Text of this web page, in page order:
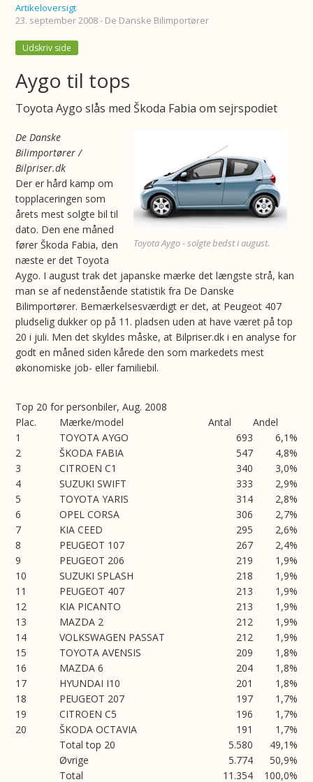
Artikeloversigt
23. september 2008 - De Danske Bilimportører
Udskriv side
Aygo til tops
Toyota Aygo slås med Škoda Fabia om sejrspodiet
Toyota Aygo - solgte bedst i august.
De Danske
Bilimportører /
Bilpriser.dk
Der er hård kamp om
topplaceringen som
årets mest solgte bil til
dato. Den ene måned
fører Škoda Fabia, den
næste er det Toyota
Aygo. I august trak det japanske mærke det længste strå, kan
man se af nedenstående statistik fra De Danske
Bilimportører. Bemærkelsesværdigt er det, at Peugeot 407
pludselig dukker op på 11. pladsen uden at have været på top
20 i juli. Men det skyldes måske, at Bilpriser.dk i en analyse for
godt en måned siden kårede den som markedets mest
økonomiske job- eller familiebil.
Top 20 for personbiler, Aug. 2008
Plac.
Mærke/model Antal
Andel
1
TOYOTA AYGO 693
6,1%
2
ŠKODA FABIA 547
4,8%
3
CITROEN C1 340
3,0%
4
SUZUKI SWIFT 333
2,9%
5
TOYOTA YARIS 314
2,8%
6
OPEL CORSA 306
2,7%
7
KIA CEED 295
2,6%
8
PEUGEOT 107 267
2,4%
9
PEUGEOT 206 219
1,9%
10
SUZUKI SPLASH 218
1,9%
11
PEUGEOT 407 213
1,9%
12
KIA PICANTO 213
1,9%
13
MAZDA 2 212
1,9%
14
VOLKSWAGEN PASSAT 212
1,9%
15
TOYOTA AVENSIS 209
1,8%
16
MAZDA 6 204
1,8%
17
HYUNDAI I10 201
1,8%
18
PEUGEOT 207 197
1,7%
19
CITROEN C5 196
1,7%
20
ŠKODA OCTAVIA 191
1,7%
Total top 20
5.580
49,1%
Øvrige
5.774
50,9%
Total
11.354 100,0%